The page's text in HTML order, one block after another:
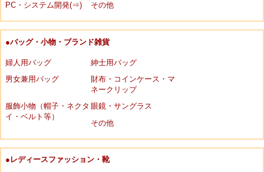
PC・システム開発(⇒)
その他
●バッグ・小物・ブランド雑貨
婦人用バッグ
紳士用バッグ
男女兼用バッグ
財布・コインケース・マ
ネークリップ
服飾小物（帽子・ネクタ
イ・ベルト等）
眼鏡・サングラス
その他
●レディースファッション・靴